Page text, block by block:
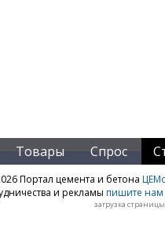
Товары Спрос
Портал цемента и бетона
и рекламы пишите нам
загрузка